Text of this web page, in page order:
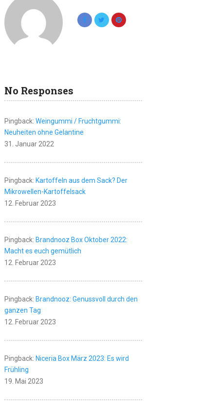
No Responses
Pingback: Weingummi / Fruchtgummi:
Neuheiten ohne Gelantine
31. Januar 2022
Pingback: Kartoffeln aus dem Sack? Der
Mikrowellen-Kartoffelsack
12. Februar 2023
Pingback: Brandnooz Box Oktober 2022:
Macht es euch gemütlich
12. Februar 2023
Pingback: Brandnooz: Genussvoll durch den
ganzen Tag
12. Februar 2023
Pingback: Niceria Box März 2023: Es wird
Frühling
19. Mai 2023